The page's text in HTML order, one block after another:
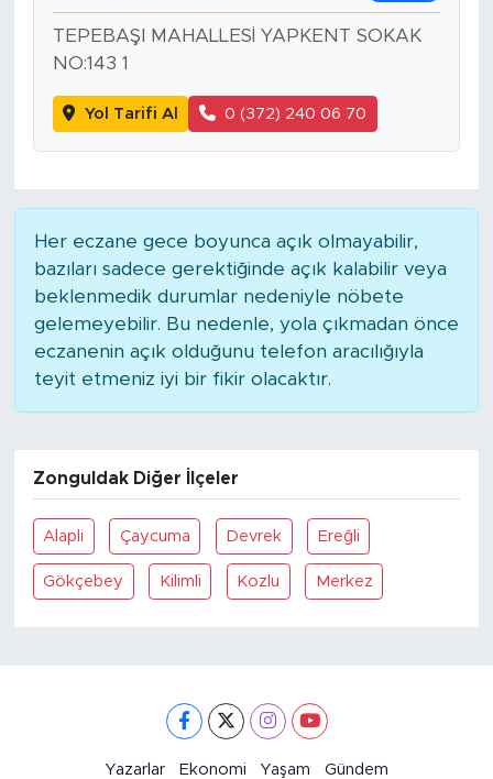
TEPEBAŞI MAHALLESİ YAPKENT SOKAK
NO:143 1
Yol Tarifi Al 0 (372) 240 06 70
Her eczane gece boyunca açık olmayabilir,
bazıları sadece gerektiğinde açık kalabilir veya
beklenmedik durumlar nedeniyle nöbete
gelemeyebilir. Bu nedenle, yola çıkmadan önce
eczanenin açık olduğunu telefon aracılığıyla
teyit etmeniz iyi bir fikir olacaktır.
Zonguldak Diğer İlçeler
Alapli Çaycuma Devrek Ereğli
Gökçebey Kilimli Kozlu Merkez
Yazarlar Ekonomi Yaşam Gündem